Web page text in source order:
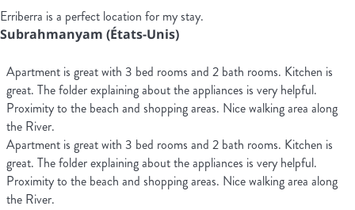
Erriberra is a perfect location for my stay.
Subrahmanyam (États-Unis)
Apartment is great with 3 bed rooms and 2 bath rooms. Kitchen is
great. The folder explaining about the appliances is very helpful.
Proximity to the beach and shopping areas. Nice walking area along
the River.
Apartment is great with 3 bed rooms and 2 bath rooms. Kitchen is
great. The folder explaining about the appliances is very helpful.
Proximity to the beach and shopping areas. Nice walking area along
the River.